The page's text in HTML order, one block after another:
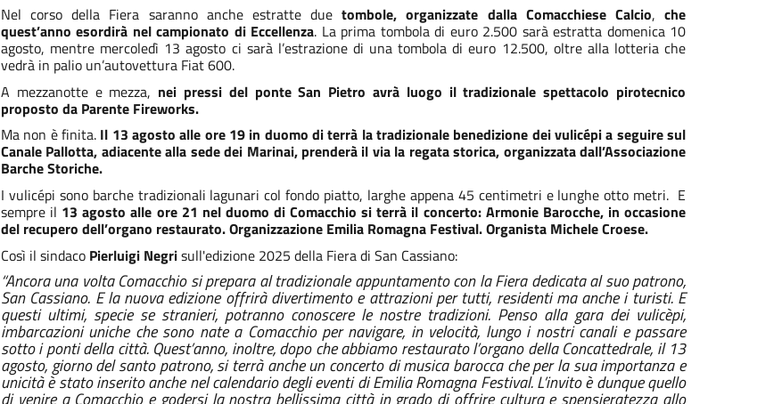
Nel corso della Fiera saranno anche estratte duetombole, organizzate dalla Comacchiese Calcio, che
quest’anno esordirà nel campionato di Eccellenza. La prima tombola di euro 2.500 sarà estratta domenica 10
agosto, mentre mercoledì 13 agosto ci sarà l’estrazione di una tombola di euro 12.500, oltre alla lotteria che
vedrà in palio un’autovettura Fiat 600.
A mezzanotte e mezza, nei pressi del ponte San Pietro avrà luogo il tradizionale spettacolo pirotecnico
proposto da Parente Fireworks.
Ma non è finita. Il 13 agosto alle ore 19 in duomo di terrà la tradizionale benedizione dei vulicépi a seguire sul
Canale Pallotta, adiacente alla sede dei Marinai, prenderà il via la regata storica, organizzata dall’Associazione
Barche Storiche.
I vulicépi sono barche tradizionali lagunari col fondo piatto, larghe appena 45 centimetri e lunghe otto metri. E
sempre il 13 agosto alle ore 21 nel duomo di Comacchio si terrà il concerto: Armonie Barocche, in occasione
del recupero dell’organo restaurato. Organizzazione Emilia Romagna Festival. Organista Michele Croese.
Così il sindacoPierluigi Negrisull'edizione 2025 della Fiera di San Cassiano:
“Ancora una volta Comacchio si prepara al tradizionale appuntamento con la Fiera dedicata al suo patrono,
San Cassiano. E la nuova edizione offrirà divertimento e attrazioni per tutti, residenti ma anche i turisti. E
questi ultimi, specie se stranieri, potranno conoscere le nostre tradizioni. Penso alla gara dei vulicèpi,
imbarcazioni uniche che sono nate a Comacchio per navigare, in velocità, lungo i nostri canali e passare
sotto i ponti della città. Quest’anno, inoltre, dopo che abbiamo restaurato l’organo della Concattedrale, il 13
agosto, giorno del santo patrono, si terrà anche un concerto di musica barocca che per la sua importanza e
unicità è stato inserito anche nel calendario degli eventi di Emilia Romagna Festival. L’invito è dunque quello